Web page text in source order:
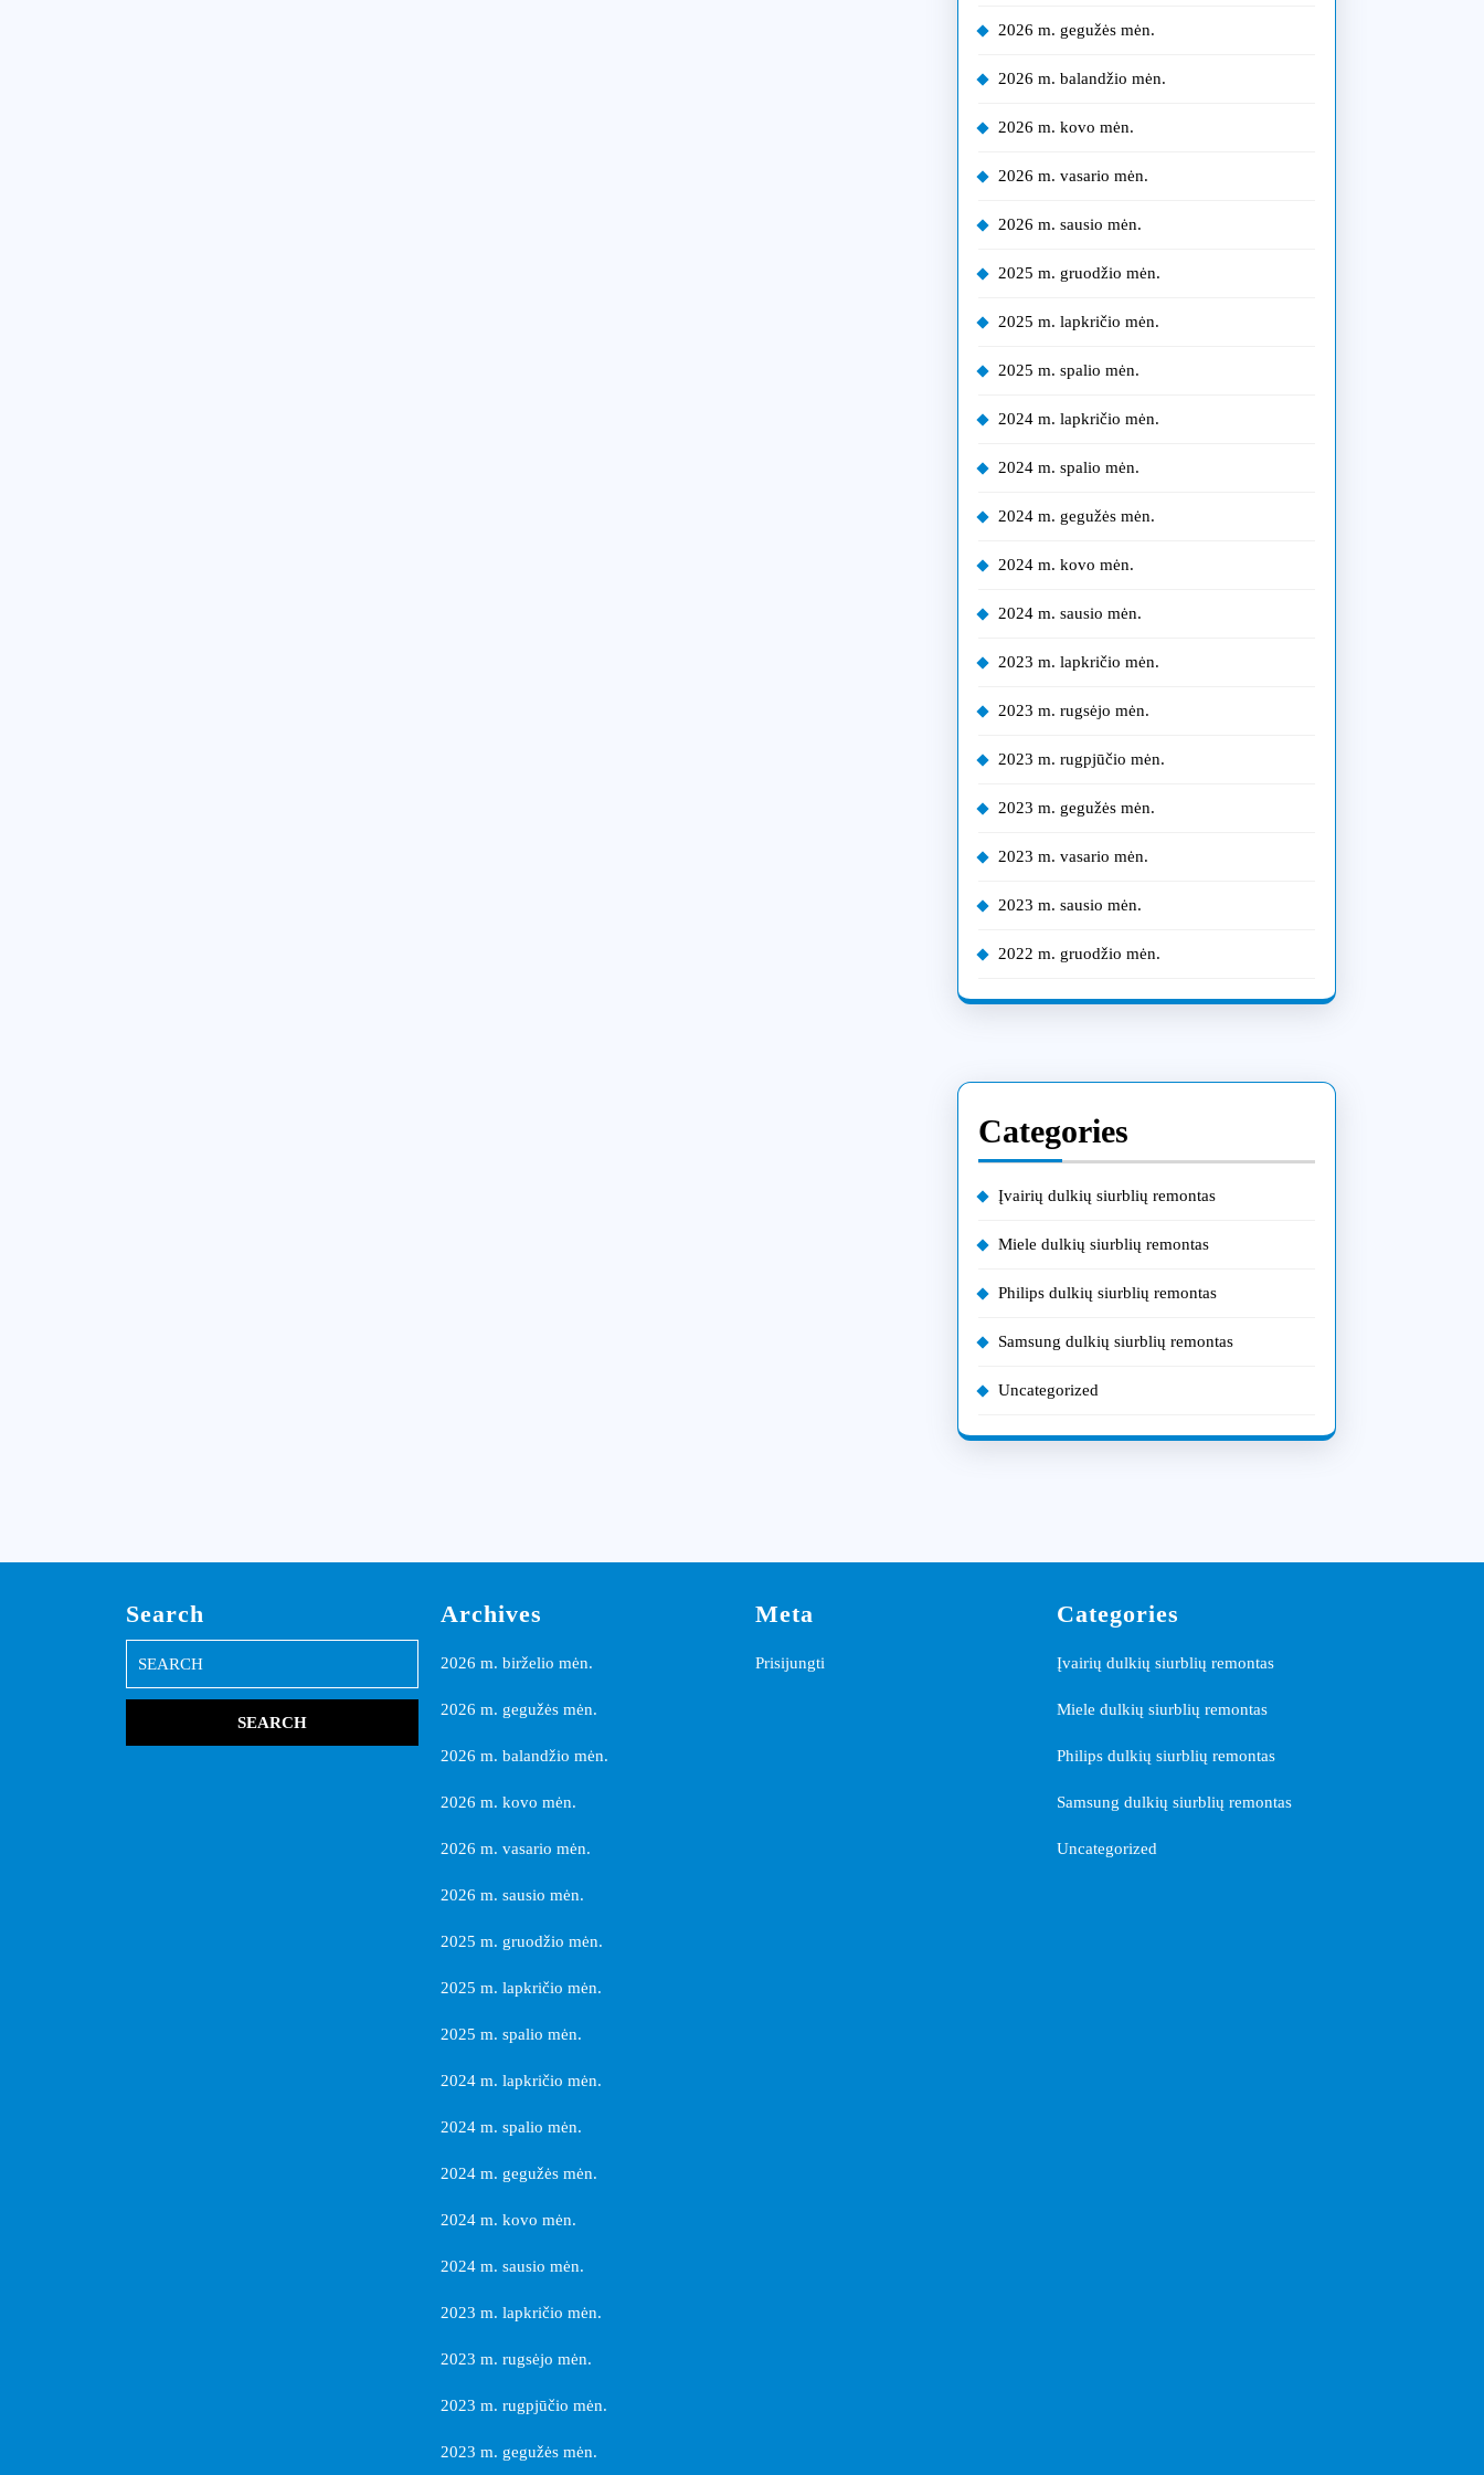
2026 m. gegužės mėn.
2026 m. balandžio mėn.
2026 m. kovo mėn.
2026 m. vasario mėn.
2026 m. sausio mėn.
2025 m. gruodžio mėn.
2025 m. lapkričio mėn.
2025 m. spalio mėn.
2024 m. lapkričio mėn.
2024 m. spalio mėn.
2024 m. gegužės mėn.
2024 m. kovo mėn.
2024 m. sausio mėn.
2023 m. lapkričio mėn.
2023 m. rugsėjo mėn.
2023 m. rugpjūčio mėn.
2023 m. gegužės mėn.
2023 m. vasario mėn.
2023 m. sausio mėn.
2022 m. gruodžio mėn.
Categories
Įvairių dulkių siurblių remontas
Miele dulkių siurblių remontas
Philips dulkių siurblių remontas
Samsung dulkių siurblių remontas
Uncategorized
Search
for:
Archives
2026 m. birželio mėn.
2026 m. gegužės mėn.
2026 m. balandžio mėn.
2026 m. kovo mėn.
2026 m. vasario mėn.
2026 m. sausio mėn.
2025 m. gruodžio mėn.
2025 m. lapkričio mėn.
2025 m. spalio mėn.
2024 m. lapkričio mėn.
2024 m. spalio mėn.
2024 m. gegužės mėn.
2024 m. kovo mėn.
2024 m. sausio mėn.
2023 m. lapkričio mėn.
2023 m. rugsėjo mėn.
2023 m. rugpjūčio mėn.
2023 m. gegužės mėn.
Meta
Prisijungti
Categories
Įvairių dulkių siurblių remontas
Miele dulkių siurblių remontas
Philips dulkių siurblių remontas
Samsung dulkių siurblių remontas
Uncategorized